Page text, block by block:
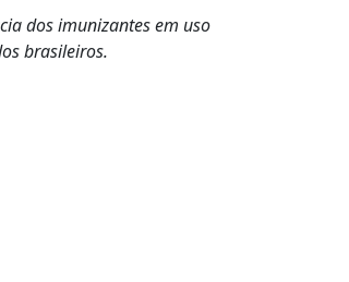
dos imunizantes em uso
brasileiros.